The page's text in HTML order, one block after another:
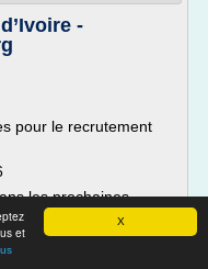
X
et
-
pour le recrutement
les prochaines
qui portera sa
d'habitants. Les
; c'est pourquoi...